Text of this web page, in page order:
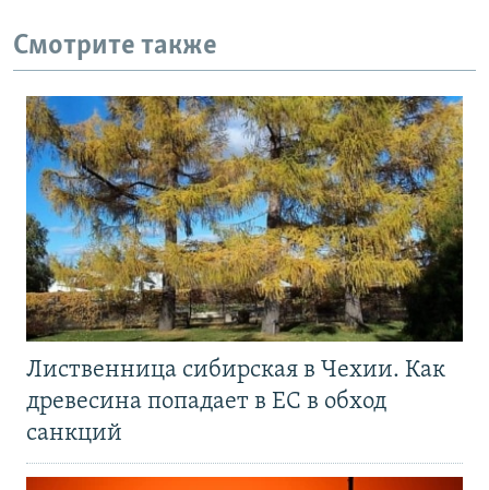
Смотрите также
Лиственница сибирская в Чехии. Как
древесина попадает в ЕС в обход
санкций